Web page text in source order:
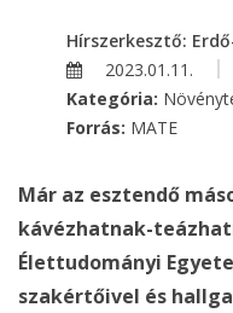
Hírszerkesztő:
2023.01.11.
Kategória:
Forrás: MATE
Már az esztendő
kávézhatnak-
Élettudományi
szakértőivel és